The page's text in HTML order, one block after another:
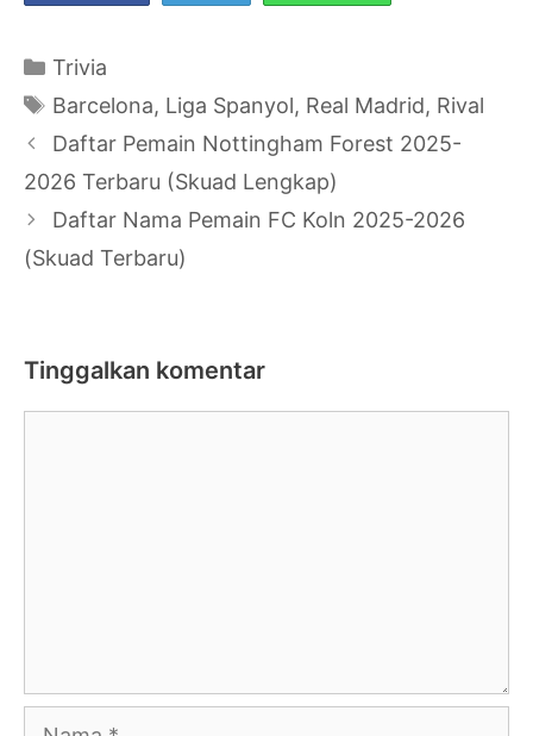
Kategori
Trivia
Tag
Barcelona, Liga Spanyol, Real Madrid, Rival
Navigasi
Tulisan
Daftar Pemain Nottingham Forest 2025-
2026 Terbaru (Skuad Lengkap)
Daftar Nama Pemain FC Koln 2025-2026
(Skuad Terbaru)
Tinggalkan komentar
Nama